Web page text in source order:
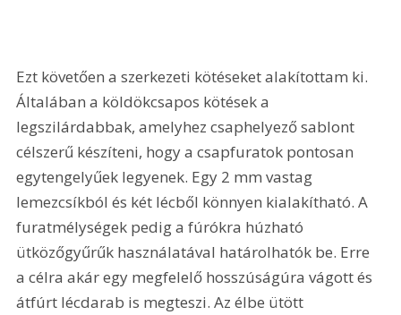
Ezt követően a szerkezeti kötéseket alakítottam ki.
Általában a köldökcsapos kötések a
legszilárdabbak, amelyhez csaphelyező sablont
célszerű készíteni, hogy a csapfuratok pontosan
egytengelyűek legyenek. Egy 2 mm vastag
lemezcsíkból és két lécből könnyen kialakítható. A
furatmélységek pedig a fúrókra húzható
ütközőgyűrűk használatával határolhatók be. Erre
a célra akár egy megfelelő hosszúságúra vágott és
átfúrt lécdarab is megteszi. Az élbe ütött